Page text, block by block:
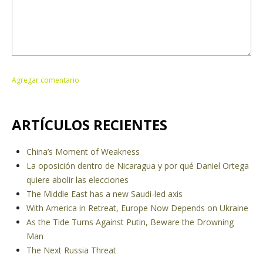
ARTÍCULOS RECIENTES
China’s Moment of Weakness
La oposición dentro de Nicaragua y por qué Daniel Ortega
quiere abolir las elecciones
The Middle East has a new Saudi-led axis
With America in Retreat, Europe Now Depends on Ukraine
As the Tide Turns Against Putin, Beware the Drowning
Man
The Next Russia Threat